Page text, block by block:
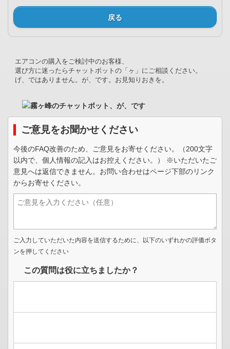
戻る
エアコンの購入をご検討中のお客様、
選び方に迷ったらチャットボットの「ヶ」にご相談ください。
げ、ではありません。が、です。お見知りおきを。
ご意見をお聞かせください
今後のFAQ改善のため、ご意見をお寄せください。（200文字
以内で、個人情報の記入はお控えください。） ※いただいたご
意見へは返信できません。お問い合わせはページ下部のリンク
からお寄せください。
ご入力していただいた内容を送信するために、以下のいずれかの評価ボタ
ンを押してください
この質問は役に立ちましたか？